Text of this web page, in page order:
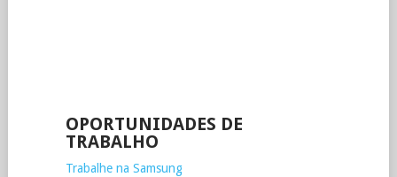
OPORTUNIDADES DE
TRABALHO
Trabalhe na Samsung